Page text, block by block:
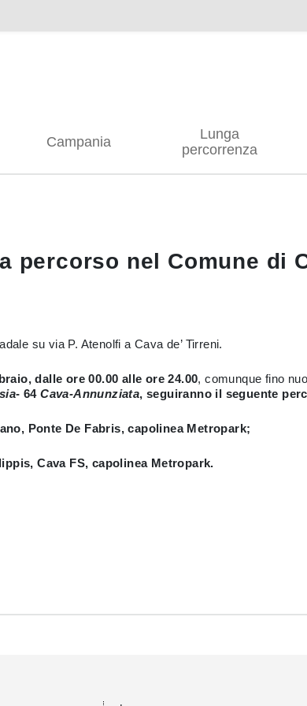
Campania
Lunga
percorrenza
percorso nel Comune di
su via P. Atenolfi a Cava de’ Tirreni.
dalle ore 00.00 alle ore 24.00, comunque fino
- 64Cava-Annunziata, seguiranno il seguente
Ponte De Fabris, capolinea Metropark;
Cava FS, capolinea Metropark.